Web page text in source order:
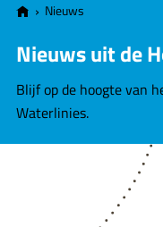
Nieuws
Nieuws uit de
Blijf op de hoogte van
Waterlinies.